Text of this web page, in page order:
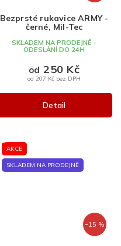
Bezprsté rukavice ARMY -
černé, Mil-Tec
SKLADEM NA PRODEJNĚ -
ODESLÁNÍ DO 24H
od 207 Kč bez DPH
od 250 Kč
Detail
AKCE
SKLADEM NA PRODEJNĚ
–15 %